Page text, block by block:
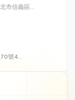
市信義區松
70號4